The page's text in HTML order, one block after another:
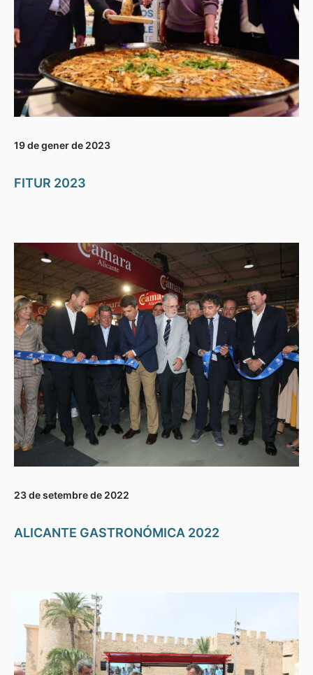
19 de gener de 2023
FITUR 2023
23 de setembre de 2022
ALICANTE GASTRONÓMICA 2022